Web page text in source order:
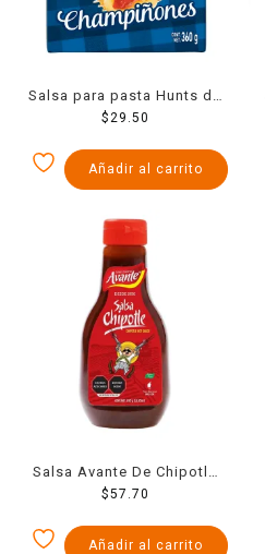
Salsa para pasta Hunts de
tomate con champiñones
$ 29.50
Añadir al carrito
Salsa Avante De Chipotle
Squeeze 540 Grs
$57.70
Añadir al carrito